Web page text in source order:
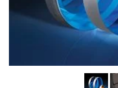
| 紅外線光學產品
| 雷射偏光片
Lighting |顯微鏡照明
體視顯微鏡系統
| Pixelink 相機
Components | 主動光學元件
性裝置Tomography
and Production | 重新認證實